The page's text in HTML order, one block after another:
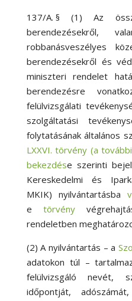
137/A. § (1) Az
berendezésekről,
robbanásveszélyes
berendezésekről és
miniszteri rendelet
berendezésre
felülvizsgálati
szolgáltatási
folytatásának általános
LXXVI. törvény (a
bekezdése szerinti
Kereskedelmi és
MKIK) nyilvántartásba
e
törvény
rendeletben
(2) A nyilvántartás – a
adatokon túl –
felülvizsgáló nevét,
időpontját,